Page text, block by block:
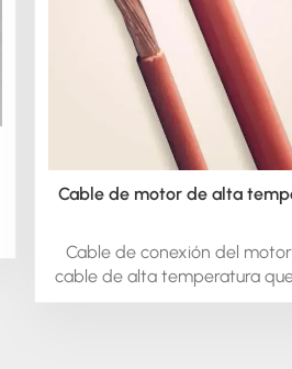
Cable de motor de alta
Cable de conexión del motor
cable de alta temperatura
utilizarse como cable